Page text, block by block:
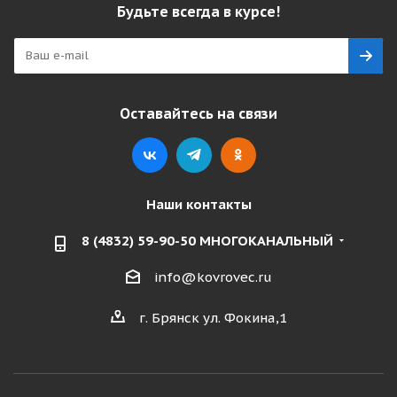
Будьте всегда в курсе!
Оставайтесь на связи
Наши контакты
8 (4832) 59-90-50 МНОГОКАНАЛЬНЫЙ
info@kovrovec.ru
г. Брянск ул. Фокина,1